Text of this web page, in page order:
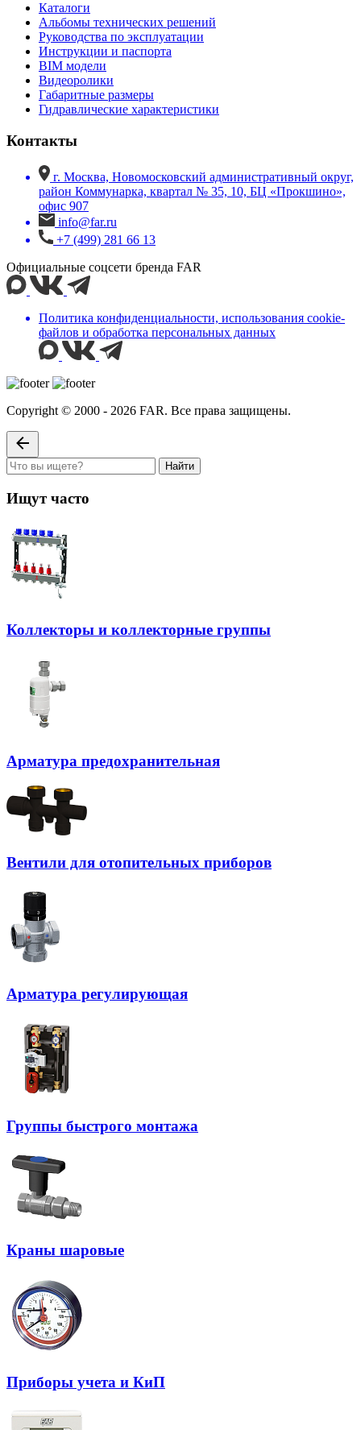
Каталоги
Альбомы технических решений
Руководства по эксплуатации
Инструкции и паспорта
BIM модели
Видеоролики
Габаритные размеры
Гидравлические характеристики
Контакты
г. Москва, Новомосковский административный округ,
район Коммунарка, квартал № 35, 10, БЦ «Прокшино»,
офис 907
info@far.ru
+7 (499) 281 66 13
Официальные соцсети бренда FAR
Политика конфиденциальности, использования сookie-
файлов и обработка персональных данных
Copyright © 2000 - 2026 FAR. Все права защищены.
Найти
Ищут часто
Коллекторы и коллекторные группы
Арматура предохранительная
Вентили для отопительных приборов
Арматура регулирующая
Группы быстрого монтажа
Краны шаровые
Приборы учета и КиП